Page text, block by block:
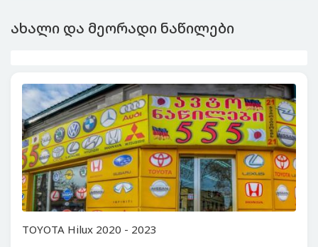
ახალი და მეორადი ნაწილები
TOYOTA Hilux 2020 - 2023